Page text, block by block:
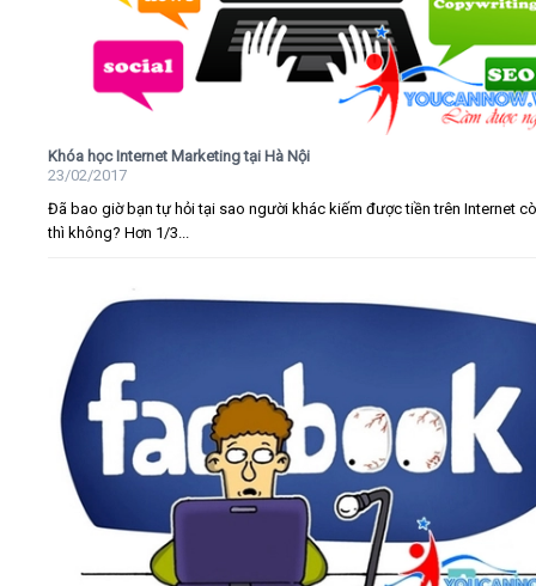
Khóa học Internet Marketing tại Hà Nội
23/02/2017
Đã bao giờ bạn tự hỏi tại sao người khác kiếm được tiền trên Internet
thì không? Hơn 1/3...